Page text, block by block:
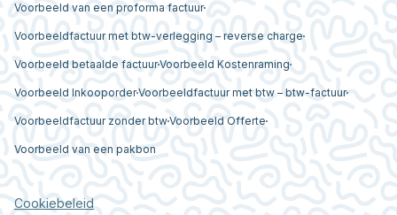
Voorbeeld van een proforma factuur
Voorbeeldfactuur met btw-verlegging – reverse charge
Voorbeeld betaalde factuurVoorbeeld Kostenraming
Voorbeeld InkooporderVoorbeeldfactuur met btw – btw-factuur
Voorbeeldfactuur zonder btwVoorbeeld Offerte
Voorbeeld van een pakbon
Cookiebeleid